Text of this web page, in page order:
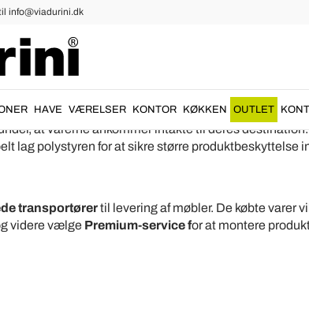
info@viadurini.dk
HAVE VÆRELSER KONTOR KØKKEN OUTLET
at varerne ankommer intakte til deres
lag polystyren for at sikre større produktbeskyttelse
transportørertil levering af møbler. De købte varer
videre vælge Premium-service for at montere